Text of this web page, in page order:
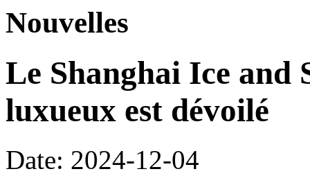
Nouvelles
Le Shanghai Ice and
luxueux est dévoilé
Date: 2024-12-04